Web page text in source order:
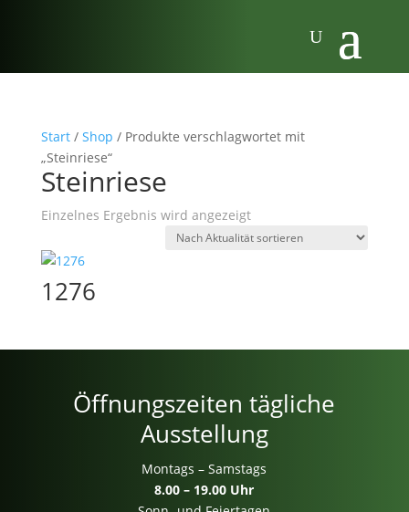
Start/ Shop / Produkte verschlagwortet mit
„Steinriese“
Steinriese
Einzelnes Ergebnis wird angezeigt
1276
Öffnungszeiten tägliche
Ausstellung
Montags – Samstags
8.00 – 19.00 Uhr